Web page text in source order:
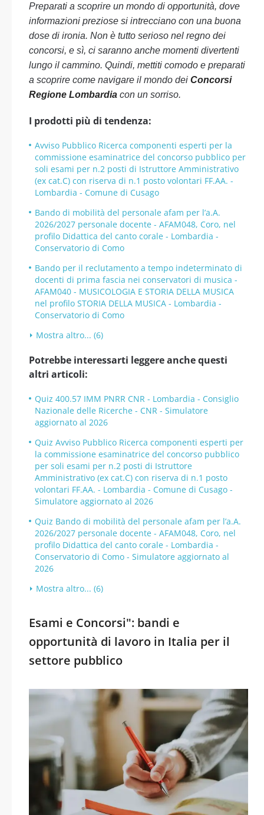
Preparati a scoprire un mondo di opportunità, dove
informazioni preziose si intrecciano con una buona
dose di ironia. Non è tutto serioso nel regno dei
concorsi, e sì, ci saranno anche momenti divertenti
lungo il cammino. Quindi, mettiti comodo e preparati
a scoprire come navigare il mondo dei Concorsi
Regione Lombardia con un sorriso.
I prodotti più di tendenza:
Avviso Pubblico Ricerca componenti esperti per la
commissione esaminatrice del concorso pubblico per
soli esami per n.2 posti di Istruttore Amministrativo
(ex cat.C) con riserva di n.1 posto volontari FF.AA. -
Lombardia - Comune di Cusago
Bando di mobilità del personale afam per l’a.A.
2026/2027 personale docente - AFAM048, Coro, nel
profilo Didattica del canto corale - Lombardia -
Conservatorio di Como
Bando per il reclutamento a tempo indeterminato di
docenti di prima fascia nei conservatori di musica -
AFAM040 - MUSICOLOGIA E STORIA DELLA MUSICA
nel profilo STORIA DELLA MUSICA - Lombardia -
Conservatorio di Como
Mostra altro... (6)
Potrebbe interessarti leggere anche questi
altri articoli:
Quiz 400.57 IMM PNRR CNR - Lombardia - Consiglio
Nazionale delle Ricerche - CNR - Simulatore
aggiornato al 2026
Quiz Avviso Pubblico Ricerca componenti esperti per
la commissione esaminatrice del concorso pubblico
per soli esami per n.2 posti di Istruttore
Amministrativo (ex cat.C) con riserva di n.1 posto
volontari FF.AA. - Lombardia - Comune di Cusago -
Simulatore aggiornato al 2026
Quiz Bando di mobilità del personale afam per l’a.A.
2026/2027 personale docente - AFAM048, Coro, nel
profilo Didattica del canto corale - Lombardia -
Conservatorio di Como - Simulatore aggiornato al
2026
Mostra altro... (6)
Esami e Concorsi": bandi e
opportunità di lavoro in Italia per il
settore pubblico